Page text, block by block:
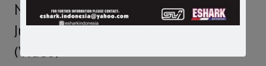
Mico Mahaputra Targetkan Raih
Juara Umum FFA Slalom INCS
(Video)